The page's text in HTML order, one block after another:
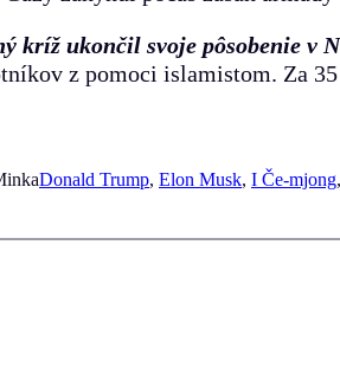
kríž ukončil svoje pôsobenie v
z pomoci islamistom. Za
Donald Trump, Elon Musk, I Če-mjong,